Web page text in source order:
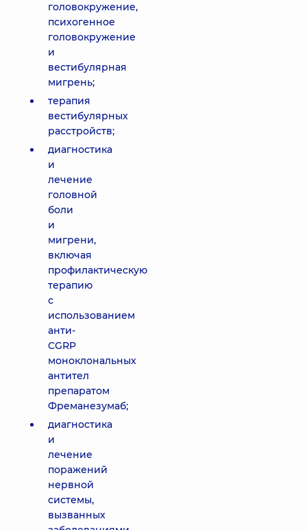
головокружение,
психогенное
головокружение
и
вестибулярная
мигрень;
терапия
вестибулярных
расстройств;
диагностика
и
лечение
головной
боли
и
мигрени,
включая
профилактическую
терапию
с
использованием
анти-
CGRP
моноклональных
антител
препаратом
Фреманезумаб;
диагностика
и
лечение
поражений
нервной
системы,
вызванных